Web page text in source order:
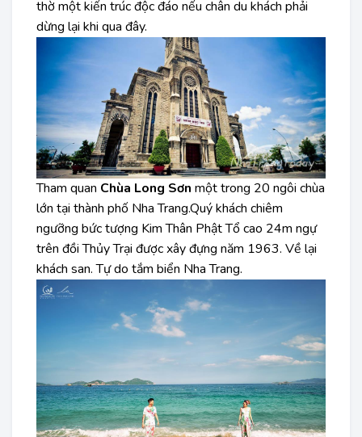
thờ một kiến trúc độc đáo nếu chân du khách phải
dừng lại khi qua đây.
Tham quan Chùa Long Sơn một trong 20 ngôi chùa
lớn tại thành phố Nha Trang.Quý khách chiêm
ngưỡng bức tượng Kim Thân Phật Tổ cao 24m ngự
trên đồi Thủy Trại được xây đựng năm 1963. Về lại
khách san. Tự do tắm biển Nha Trang.